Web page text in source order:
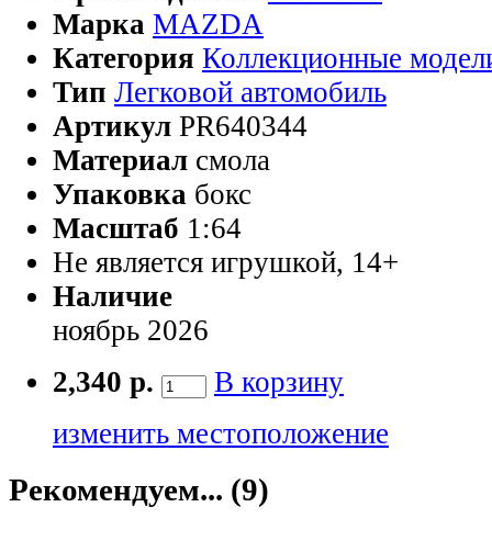
Марка MAZDA
Категория Коллекционные
Тип Легковой автомобиль
Артикул PR640344
Материал смола
Упаковка бокс
Масштаб 1:64
Не является игрушкой, 14+
Наличие
ноябрь 2026
2,340 р.
В корзину
изменить местоположение
Рекомендуем... (9)